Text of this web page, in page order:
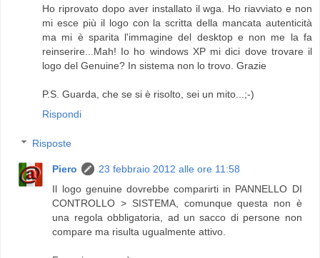
Ho riprovato dopo aver installato il wga. Ho riavviato e non
mi esce più il logo con la scritta della mancata autenticità
ma mi è sparita l'immagine del desktop e non me la fa
reinserire...Mah! Io ho windows XP mi dici dove trovare il
logo del Genuine? In sistema non lo trovo. Grazie
P.S. Guarda, che se si è risolto, sei un mito...;-)
Rispondi
Risposte
Piero
23 febbraio 2012 alle ore 11:58
Il logo genuine dovrebbe comparirti in PANNELLO DI
CONTROLLO > SISTEMA, comunque questa non è
una regola obbligatoria, ad un sacco di persone non
compare ma risulta ugualmente attivo.